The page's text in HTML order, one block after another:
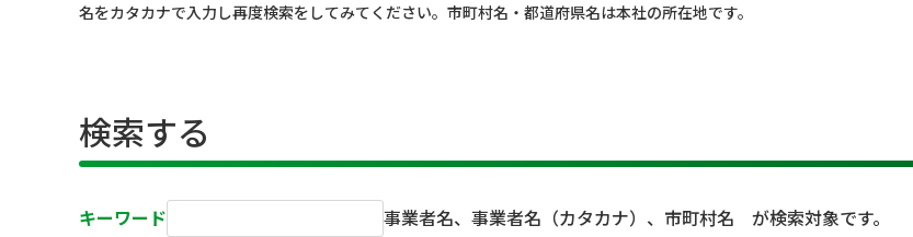
名をカタカナで入力し再度検索をしてみてください。市町村名・都道府県名は本社の所在地です。
検索する
キーワード 事業者名、事業者名（カタカナ）、市町村名 が検索対象です。